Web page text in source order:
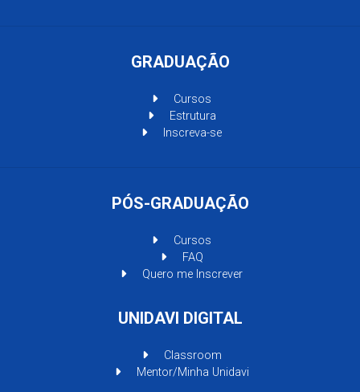
GRADUAÇÃO
Cursos
Estrutura
Inscreva-se
PÓS-GRADUAÇÃO
Cursos
FAQ
Quero me Inscrever
UNIDAVI DIGITAL
Classroom
Mentor/Minha Unidavi